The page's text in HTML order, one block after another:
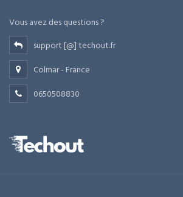
Vous avez des questions ?
support [@] techout.fr
Colmar - France
0650508830